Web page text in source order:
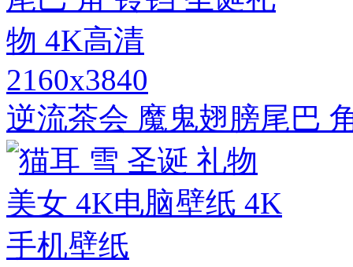
2160x3840
逆流茶会 魔鬼翅膀尾巴